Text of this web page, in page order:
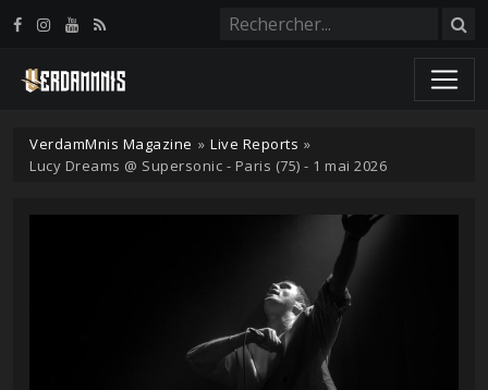
VerdamMnis Magazine » Live Reports »
Lucy Dreams @ Supersonic - Paris (75) - 1 mai 2026
Panneau de gestion des cookies